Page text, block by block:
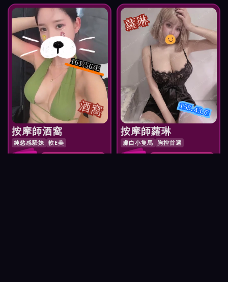
酒窩
161/56/E
按摩師酒窩
純慾感騷妹 軟E美
NT$
蘿琳
155.43.C
按摩師蘿琳
膚白小隻馬 胸控首選
NT$